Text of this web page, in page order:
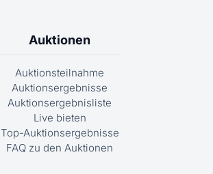
Auktionen
Auktionsteilnahme
Auktionsergebnisse
Auktionsergebnisliste
Live bieten
Top-Auktionsergebnisse
FAQ zu den Auktionen